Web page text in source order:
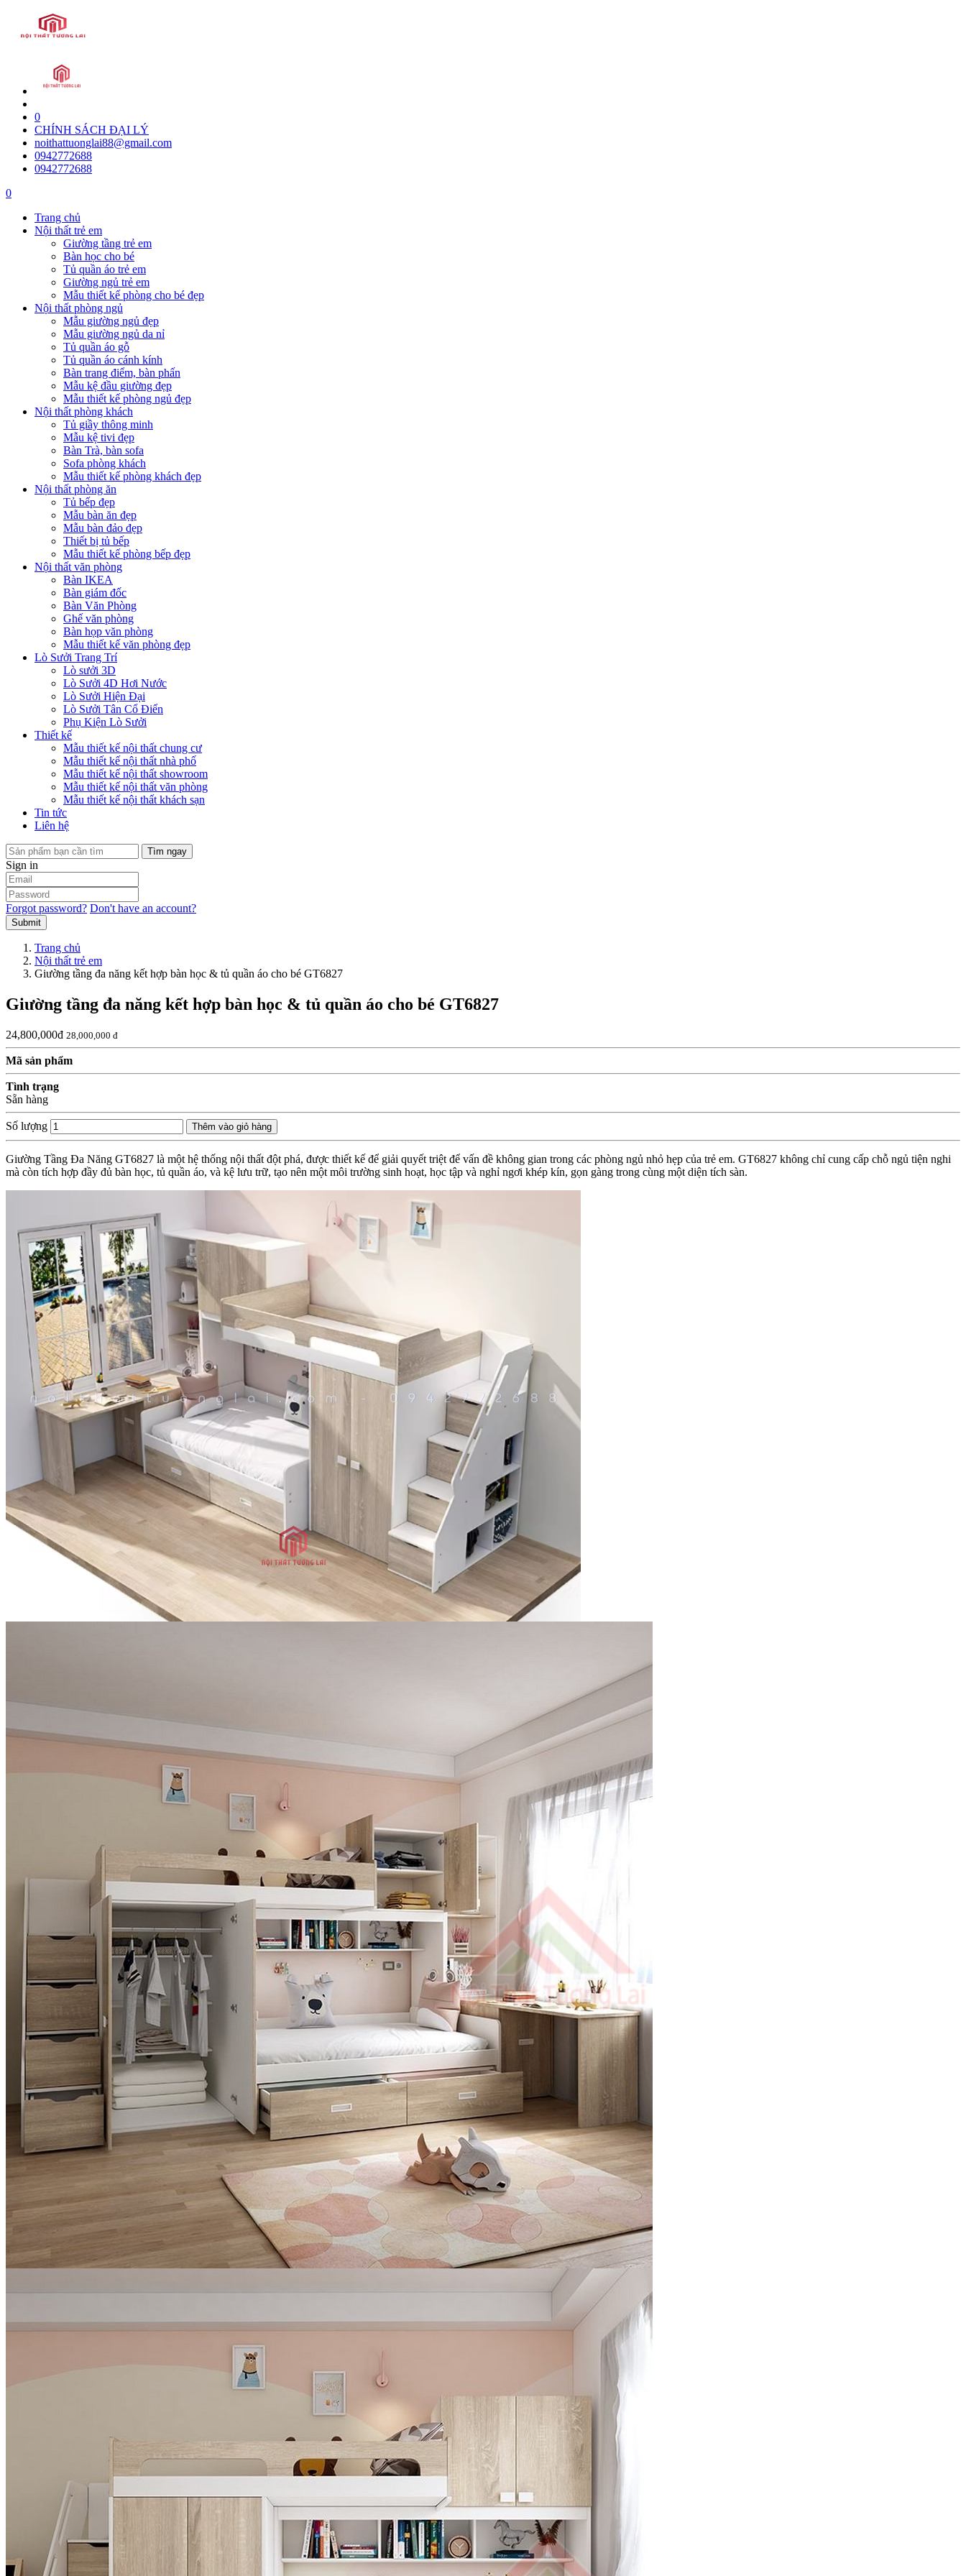
0
CHÍNH SÁCH ĐẠI LÝ
noithattuonglai88@gmail.com
0942772688
0942772688
0
Trang chủ
Nội thất trẻ em
Giường tầng trẻ em
Bàn học cho bé
Tủ quần áo trẻ em
Giường ngủ trẻ em
Mẫu thiết kế phòng cho bé đẹp
Nội thất phòng ngủ
Mẫu giường ngủ đẹp
Mẫu giường ngủ da nỉ
Tủ quần áo gỗ
Tủ quần áo cánh kính
Bàn trang điểm, bàn phấn
Mẫu kệ đầu giường đẹp
Mẫu thiết kế phòng ngủ đẹp
Nội thất phòng khách
Tủ giầy thông minh
Mẫu kệ tivi đẹp
Bàn Trà, bàn sofa
Sofa phòng khách
Mẫu thiết kế phòng khách đẹp
Nội thất phòng ăn
Tủ bếp đẹp
Mẫu bàn ăn đẹp
Mẫu bàn đảo đẹp
Thiết bị tủ bếp
Mẫu thiết kế phòng bếp đẹp
Nội thất văn phòng
Bàn IKEA
Bàn giám đốc
Bàn Văn Phòng
Ghế văn phòng
Bàn họp văn phòng
Mẫu thiết kế văn phòng đẹp
Lò Sưởi Trang Trí
Lò sưởi 3D
Lò Sưởi 4D Hơi Nước
Lò Sưởi Hiện Đại
Lò Sưởi Tân Cổ Điển
Phụ Kiện Lò Sưởi
Thiết kế
Mẫu thiết kế nội thất chung cư
Mẫu thiết kế nội thất nhà phố
Mẫu thiết kế nội thất showroom
Mẫu thiết kế nội thất văn phòng
Mẫu thiết kế nội thất khách sạn
Tin tức
Liên hệ
Tìm ngay
Sign in
Forgot password? Don't have an account?
Submit
Trang chủ
Nội thất trẻ em
Giường tầng đa năng kết hợp bàn học & tủ quần áo cho bé GT6827
Giường tầng đa năng kết hợp bàn học & tủ quần áo cho bé GT6827
24,800,000đ 28,000,000 đ
Mã sản phẩm
Tình trạng
Sẵn hàng
Số lượng Thêm vào giỏ hàng
Giường Tầng Đa Năng GT6827 là một hệ thống nội thất đột phá, được thiết kế để giải quyết triệt để vấn đề không gian trong các phòng ngủ nhỏ hẹp của trẻ em. GT6827 không chỉ cung cấp chỗ ngủ tiện nghi
mà còn tích hợp đầy đủ bàn học, tủ quần áo, và kệ lưu trữ, tạo nên một môi trường sinh hoạt, học tập và nghỉ ngơi khép kín, gọn gàng trong cùng một diện tích sàn.